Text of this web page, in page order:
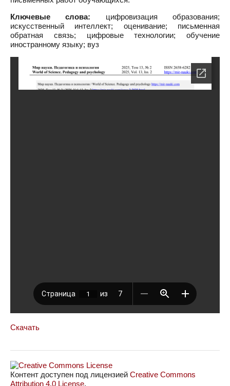
Ключевые слова: цифровизация образования;
искусственный интеллект; оценивание; письменная
обратная связь; цифровые технологии; обучение
иностранному языку; вуз
Скачать
Контент доступен под лицензией Creative Commons
Attribution 4.0 License.